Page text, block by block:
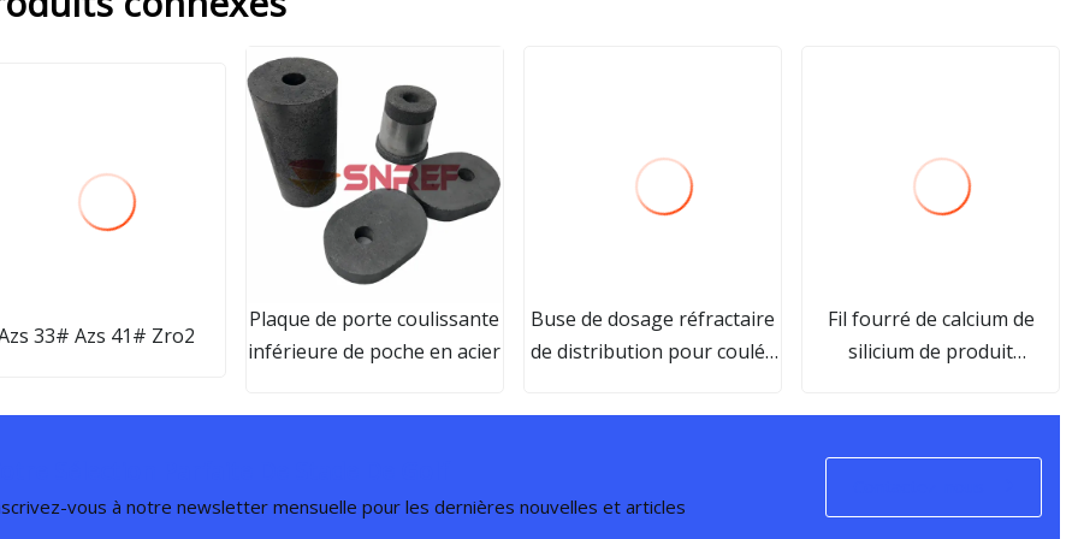
33# Azs 41# Zro2
Plaque de porte coulissante
inférieure de poche en acier
Buse de dosage réfractaire
de distribution pour coulée
Fil fourré de calcium de
silicium de produit
pour la métallurgie
vous à notre newsletter mensuelle pour les dernières nouvelles et articles